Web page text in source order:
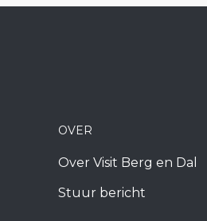
OVER
Over Visit Berg en Dal
Stuur bericht